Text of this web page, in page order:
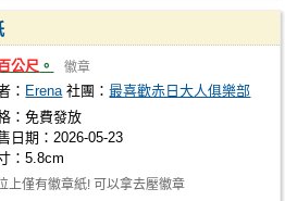
公尺 。 徽章
： Erena 社團：最喜歡赤日大人俱樂部
：免費發放
日期：2026-05-23
：5.8cm
上僅有徽章紙! 可以拿去壓徽章